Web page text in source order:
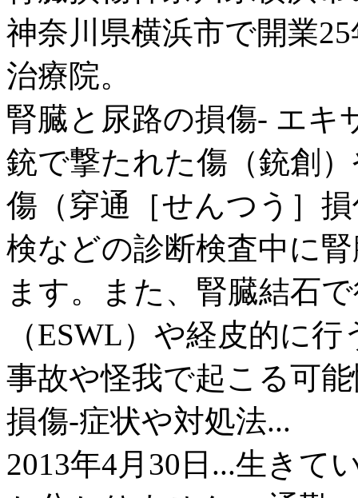
神奈川県横浜市で開業
治療院。
腎臓と尿路の損傷- エキ
銃で撃たれた傷（銃創
傷（穿通［せんつう］
検などの診断検査中に
ます。また、腎臓結石
（ESWL）や経皮的に
事故や怪我で起こる可
損傷-症状や対処法...
2013年4月30日...生きて